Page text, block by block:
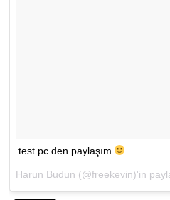
test pc den paylaşım
Harun Budun (@freekevin)'in